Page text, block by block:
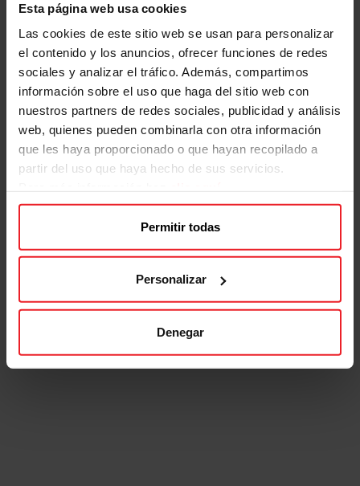
Esta página web usa cookies
Las cookies de este sitio web se usan para personalizar
el contenido y los anuncios, ofrecer funciones de redes
sociales y analizar el tráfico. Además, compartimos
información sobre el uso que haga del sitio web con
nuestros partners de redes sociales, publicidad y análisis
web, quienes pueden combinarla con otra información
que les haya proporcionado o que hayan recopilado a
partir del uso que haya hecho de sus servicios.
Permitir todas
Personalizar
Denegar